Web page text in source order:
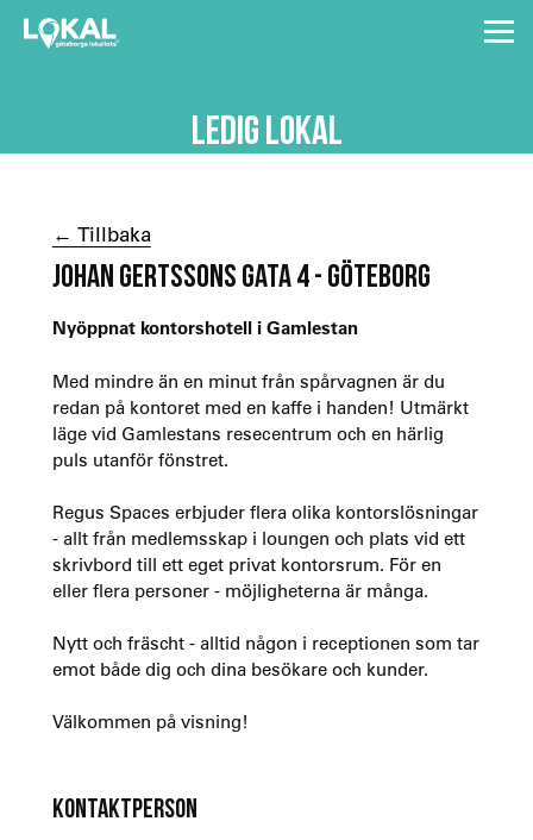
LEDIG LOKAL
← Tillbaka
JOHAN GERTSSONS GATA 4 - GÖTEBORG
Nyöppnat kontorshotell i Gamlestan
Med mindre än en minut från spårvagnen är du
redan på kontoret med en kaffe i handen! Utmärkt
läge vid Gamlestans resecentrum och en härlig
puls utanför fönstret.
Regus Spaces erbjuder flera olika kontorslösningar
- allt från medlemsskap i loungen och plats vid ett
skrivbord till ett eget privat kontorsrum. För en
eller flera personer - möjligheterna är många.
Nytt och fräscht - alltid någon i receptionen som tar
emot både dig och dina besökare och kunder.
Välkommen på visning!
KONTAKTPERSON